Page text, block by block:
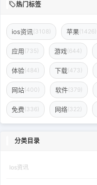
热门标签
ios资讯 (3108) 苹果(1426)
应用(735) 游戏(644)
体验(484) 下载(473)
网站(400) 软件(379)
免费(336) 网络(322)
分类目录
Ios资讯